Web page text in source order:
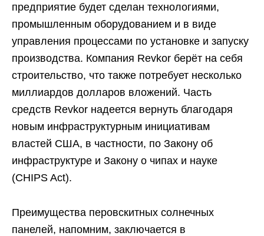
предприятие будет сделан технологиями,
промышленным оборудованием и в виде
управления процессами по установке и запуску
производства. Компания Revkor берёт на себя
строительство, что также потребует несколько
миллиардов долларов вложений. Часть
средств Revkor надеется вернуть благодаря
новым инфраструктурным инициативам
властей США, в частности, по Закону об
инфраструктуре и Закону о чипах и науке
(CHIPS Act).
Преимущества перовскитных солнечных
панелей, напомним, заключается в